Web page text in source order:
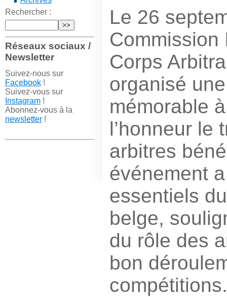
Rechercher :
Réseaux sociaux /
Newsletter
Suivez-nous sur
Facebook!
Suivez-vous sur
Instagram!
Abonnez-vous à la
newsletter!
Le 26
Commission
Corps
organisé
mémorable
l’honneur le
arbitres
événement
essentiels
belge,
du rôle des
bon
compétitions.